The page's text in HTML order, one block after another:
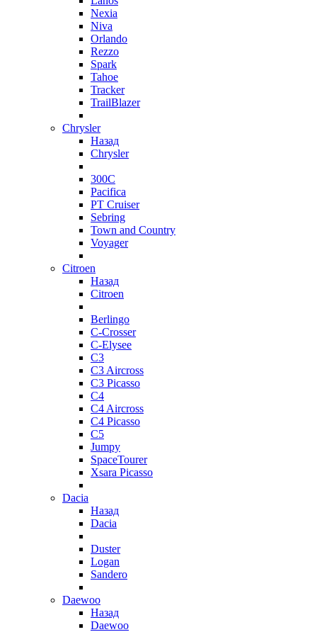
Nexia
Niva
Orlando
Rezzo
Spark
Tahoe
Tracker
TrailBlazer
Chrysler
Назад
Chrysler
300C
Pacifica
PT Cruiser
Sebring
Town and Country
Voyager
Citroen
Назад
Citroen
Berlingo
C-Crosser
C-Elysee
C3
C3 Aircross
C3 Picasso
C4
C4 Aircross
C4 Picasso
C5
Jumpy
SpaceTourer
Xsara Picasso
Dacia
Назад
Dacia
Duster
Logan
Sandero
Daewoo
Назад
Daewoo